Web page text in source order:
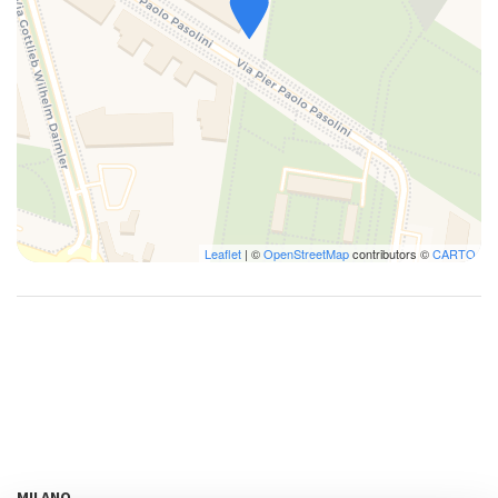
Стиральная/сушильная машинка
Утюг
Фен
Шампунь
Leaflet | ©OpenStreetMapcontributors ©CARTO